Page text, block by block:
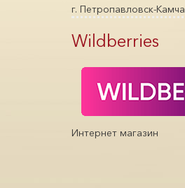
г. Петропавловск-
Wildberries
Интернет магазин